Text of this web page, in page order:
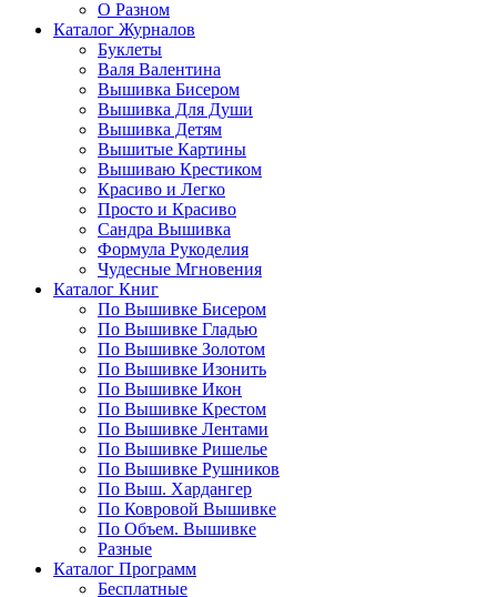
О Разном
Каталог Журналов
Буклеты
Валя Валентина
Вышивка Бисером
Вышивка Для Души
Вышивка Детям
Вышитые Картины
Вышиваю Крестиком
Красиво и Легко
Просто и Красиво
Сандра Вышивка
Формула Рукоделия
Чудесные Мгновения
Каталог Книг
По Вышивке Бисером
По Вышивке Гладью
По Вышивке Золотом
По Вышивке Изонить
По Вышивке Икон
По Вышивке Крестом
По Вышивке Лентами
По Вышивке Ришелье
По Вышивке Рушников
По Выш. Хардангер
По Ковровой Вышивке
По Объем. Вышивке
Разные
Каталог Программ
Бесплатные